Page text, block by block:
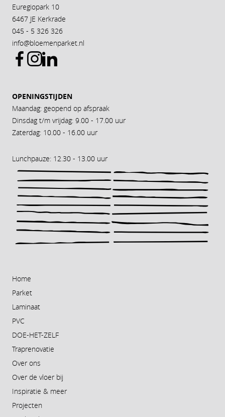
Euregiopark 10
6467 JE Kerkrade
045 - 5 326 326
info@bloemenparket.nl
OPENINGSTIJDEN
Maandag: geopend op afspraak
Dinsdag t/m vrijdag: 9.00 - 17.00 uur
Zaterdag: 10.00 - 16.00 uur
Lunchpauze: 12.30 - 13.00 uur
Home
Parket
Laminaat
PVC
DOE-HET-ZELF
Traprenovatie
Over ons
Over de vloer bij
Inspiratie & meer
Projecten